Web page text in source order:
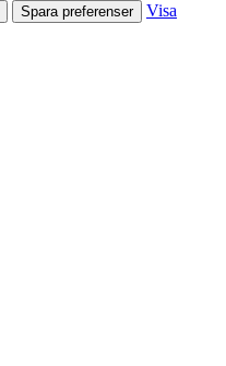
Spara preferenser
Visa